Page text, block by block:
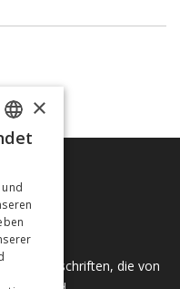
und Zeitschriften, die von
FRENCH
ITALIAN
×